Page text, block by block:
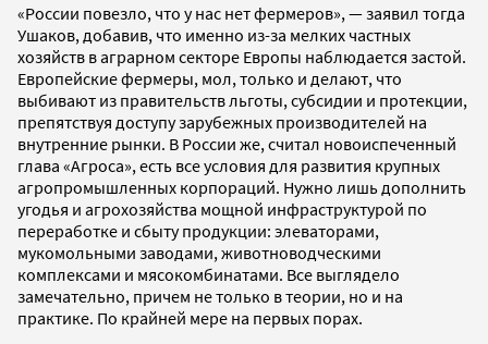
«России повезло, что у нас нет фермеров», — заявил тогда
Ушаков, добавив, что именно из-за мелких частных
хозяйств в аграрном секторе Европы наблюдается застой.
Европейские фермеры, мол, только и делают, что
выбивают из правительств льготы, субсидии и протекции,
препятствуя доступу зарубежных производителей на
внутренние рынки. В России же, считал новоиспеченный
глава «Агроса», есть все условия для развития крупных
агропромышленных корпораций. Нужно лишь дополнить
угодья и агрохозяйства мощной инфраструктурой по
переработке и сбыту продукции: элеваторами,
мукомольными заводами, животноводческими
комплексами и мясокомбинатами. Все выглядело
замечательно, причем не только в теории, но и на
практике. По крайней мере на первых порах.